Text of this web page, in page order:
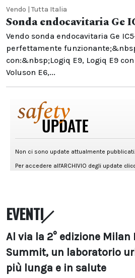
Vendo | Tutta Italia
Sonda endocavitaria Ge
Vendo sonda endocavitaria Ge
perfettamente
con:&nbsp;Logiq E9, Logiq E9
Voluson E6,...
EVENTI
Al via la 2° edizione Milan
Summit, un laboratorio
più lunga e in salute